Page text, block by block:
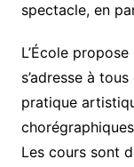
spectacle, en
L’École
s’adresse à
pratique
Les cours sont